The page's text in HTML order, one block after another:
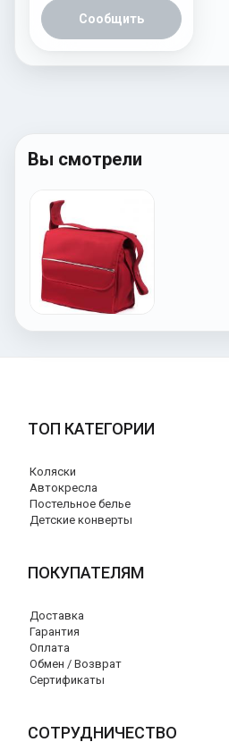
Сообщить
Вы смотрели
ТОП КАТЕГОРИИ
Коляски
Автокресла
Постельное белье
Детские конверты
ПОКУПАТЕЛЯМ
Доставка
Гарантия
Оплата
Обмен / Возврат
Сертификаты
СОТРУДНИЧЕСТВО